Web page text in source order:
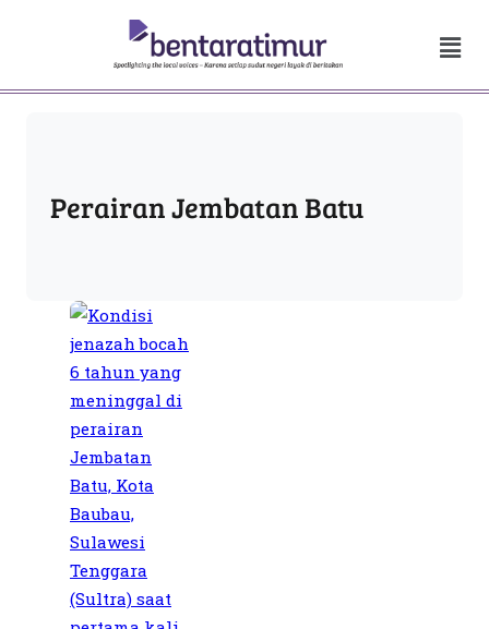
Perairan Jembatan Batu